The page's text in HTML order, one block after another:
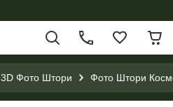
3D Фото Штори Фото Штори